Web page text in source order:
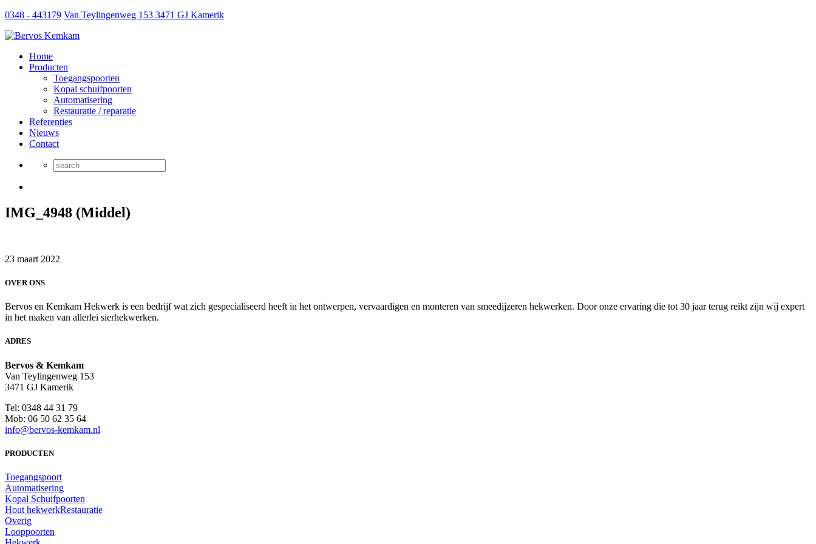
0348 - 443179 Van Teylingenweg 153 3471 GJ Kamerik
Home
Producten
Toegangspoorten
Kopal schuifpoorten
Automatisering
Restauratie / reparatie
Referenties
Nieuws
Contact
IMG_4948 (Middel)
23 maart 2022
OVER ONS
Bervos en Kemkam Hekwerk is een bedrijf wat zich gespecialiseerd heeft in het ontwerpen, vervaardigen en monteren van smeedijzeren hekwerken. Door onze ervaring die tot 30 jaar terug reikt zijn wij expert
in het maken van allerlei sierhekwerken.
ADRES
Bervos & Kemkam
Van Teylingenweg 153
3471 GJ Kamerik
Tel: 0348 44 31 79
Mob: 06 50 62 35 64
info@bervos-kemkam.nl
PRODUCTEN
Toegangspoort
Automatisering
Kopal Schuifpoorten
Hout hekwerkRestauratie
Overig
Looppoorten